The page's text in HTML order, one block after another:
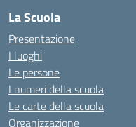
La Scuola
Presentazione
I luoghi
Le persone
I numeri della scuola
Le carte della scuola
Organizzazione